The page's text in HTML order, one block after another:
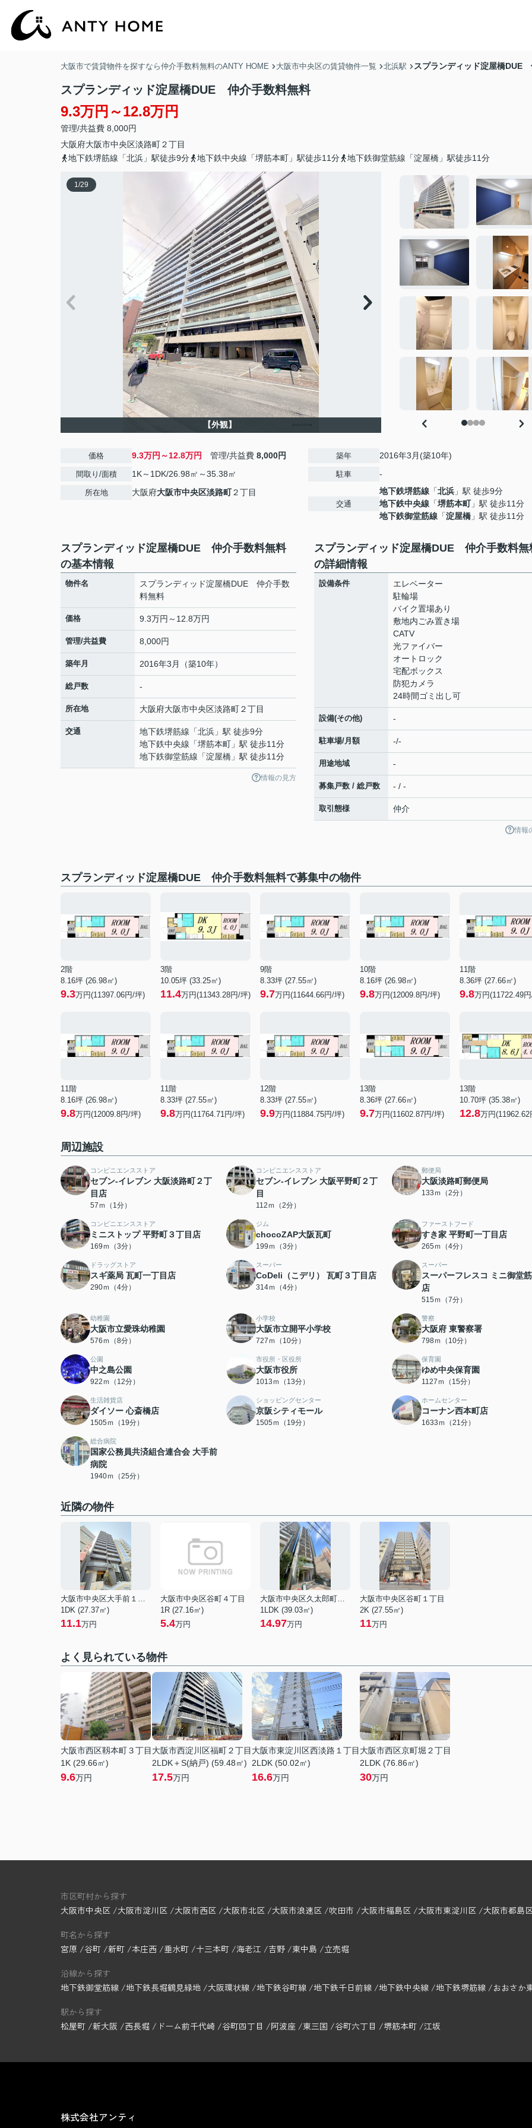
大阪市で賃貸物件を探すなら仲介手数料無料のANTY HOME 大阪市中央区の賃貸物件一覧 北浜駅 スプランディッド淀屋橋DUE
スプランディッド淀屋橋DUE 仲介手数料無料
9.3万円～12.8万円
管理/共益費 8,000円
大阪府大阪市中央区淡路町２丁目
地下鉄堺筋線「北浜」駅徒歩9分
地下鉄中央線「堺筋本町」駅徒歩11分 地下鉄御堂筋線「淀屋橋」駅徒歩11分
1/29
【外観】
価格 9.3万円～12.8万円 管理/共益費 8,000円
間取り/面積 1K～1DK/26.98㎡～35.38㎡
所在地 大阪府大阪市中央区淡路町２丁目
築年 2016年3月(築10年)
駐車 -
交通
地下鉄堺筋線 「北浜 」駅 徒歩9分
地下鉄中央線 「堺筋本町」駅 徒歩11分
地下鉄御堂筋線 「淀屋橋 」駅 徒歩11分
スプランディッド淀屋橋DUE 仲介手数料無料
の基本情報
物件名
スプランディッド淀屋橋DUE 仲介手数
料無料
価格 9.3万円～12.8万円
管理/共益費 8,000円
築年月 2016年3月（築10年）
総戸数 -
所在地 大阪府大阪市中央区淡路町２丁目
交通 地下鉄堺筋線 「北浜 」駅 徒歩9分
地下鉄中央線 「堺筋本町 」駅 徒歩11分
地下鉄御堂筋線 「淀屋橋 」駅 徒歩11分
情報の見方
スプランディッド淀屋橋DUE 仲介手数料無
の詳細情報
設備条件
エレベーター
駐輪場
バイク置場あり
敷地内ごみ置き場
CATV
光ファイバー
オートロック
宅配ボックス
防犯カメラ
24時間ゴミ出し可
設備(その他) -
駐車場/月額 -/-
用途地域 -
募集戸数 / 総戸数 - / -
取引態様 仲介
情報
スプランディッド淀屋橋DUE 仲介手数料無料で募集中の物件
2階
8.16坪 (26.98㎡)
9.3万円(11397.06円/坪)
3階
10.05坪 (33.25㎡)
11.4万円(11343.28円/坪)
9階
8.33坪 (27.55㎡)
9.7万円(11644.66円/坪)
10階
8.16坪 (26.98㎡)
9.8万円(12009.8円/坪)
11階
8.36坪 (27.66㎡)
9.8万円(11722.49
11階
8.16坪 (26.98㎡)
9.8万円(12009.8円/坪)
11階
8.33坪 (27.55㎡)
9.8万円(11764.71円/坪)
12階
8.33坪 (27.55㎡)
9.9万円(11884.75円/坪)
13階
8.36坪 (27.66㎡)
9.7万円(11602.87円/坪)
13階
10.70坪 (35.38㎡)
12.8万円(11962.62
周辺施設
コンビニエンスストア
セブン-イレブン 大阪淡路町２丁
目店
57ｍ（1分）
コンビニエンスストア
セブン-イレブン 大阪平野町２丁
目
112ｍ（2分）
郵便局
大阪淡路町郵便局
133ｍ（2分）
コンビニエンスストア
ミニストップ 平野町３丁目店
169ｍ（3分）
ジム
chocoZAP大阪瓦町
199ｍ（3分）
ファーストフード
すき家 平野町一丁目店
265ｍ（4分）
ドラッグストア
スギ薬局 瓦町一丁目店
290ｍ（4分）
スーパー
CoDeli（こデリ） 瓦町３丁目店
314ｍ（4分）
スーパー
スーパーフレスコ ミニ御堂
店
515ｍ（7分）
幼稚園
大阪市立愛珠幼稚園
576ｍ（8分）
小学校
大阪市立開平小学校
727ｍ（10分）
警察
大阪府 東警察署
798ｍ（10分）
公園
中之島公園
922ｍ（12分）
市役所・区役所
大阪市役所
1013ｍ（13分）
保育園
ゆめ中央保育園
1127ｍ（15分）
生活雑貨店
ダイソー 心斎橋店
1505ｍ（19分）
ショッピングセンター
京阪シティモール
1505ｍ（19分）
ホームセンター
コーナン西本町店
1633ｍ（21分）
総合病院
国家公務員共済組合連合会 大手前
病院
1940ｍ（25分）
近隣の物件
大阪市中央区大手前１丁目
1DK (27.37㎡)
11.1万円
大阪市中央区谷町４丁目
1R (27.16㎡)
5.4万円
大阪市中央区久太郎町１丁目
1LDK (39.03㎡)
14.97万円
大阪市中央区谷町１丁目
2K (27.55㎡)
11万円
よく見られている物件
大阪市西区靱本町３丁目
1K (29.66㎡)
9.6万円
大阪市西淀川区福町２丁目
2LDK＋S(納戸) (59.48㎡)
17.5万円
大阪市東淀川区西淡路１丁目
2LDK (50.02㎡)
16.6万円
大阪市西区京町堀２丁目
2LDK (76.86㎡)
30万円
市区町村から探す
大阪市中央区
大阪市淀川区 大阪市西区 大阪市北区 大阪市浪速区 吹田市 大阪市福島区 大阪市東淀川区 大阪市都島
町名から探す
宮原
谷町 新町 本庄西 垂水町 十三本町 海老江 吉野 東中島 立売堀
沿線から探す
地下鉄御堂筋線 地下鉄長堀鶴見緑地 大阪環状線 地下鉄谷町線 地下鉄千日前線 地下鉄中央線 地下鉄堺筋線 おおさか
駅から探す
松屋町 新大阪 西長堀 ドーム前千代崎 谷町四丁目 阿波座 東三国 谷町六丁目 堺筋本町 江坂
株式会社アンティ